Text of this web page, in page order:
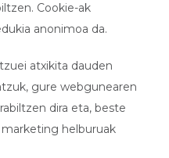
Cookie-ak
anonimoa da.
atxikita dauden
gure webgunearen
dira eta, beste
helburuak